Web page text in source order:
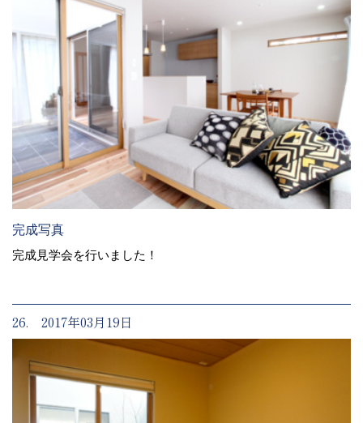
完成写真
完成見学会を行いました！
26. 2017年03月19日